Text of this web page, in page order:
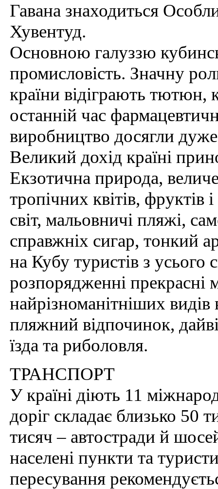
Гавана знаходиться
Хувентуд.
Основною галуззю
промисловість. Значну
країни відіграють тютюн,
останній час
виробництво досягли дуже
Великий дохід країні
Екзотична природа,
тропічних квітів,
світ, мальовничі пляжі,
справжніх сигар, тонкий
на Кубу туристів з усього
розпорядженні прекрасні
найрізноманітніших
пляжний відпочинок,
їзда та риболовля.
ТРАНСПОРТ
У країні діють 11
доріг складає близько 50
тисяч – автостради й
населені пункти та
пересування